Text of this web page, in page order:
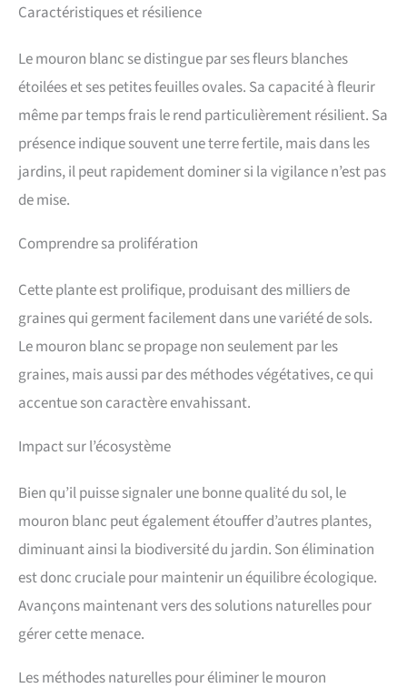
Caractéristiques et résilience
Le mouron blanc se distingue par ses fleurs blanches
étoilées et ses petites feuilles ovales. Sa capacité à fleurir
même par temps frais le rend particulièrement résilient. Sa
présence indique souvent une terre fertile, mais dans les
jardins, il peut rapidement dominer si la vigilance n’est pas
de mise.
Comprendre sa prolifération
Cette plante est prolifique, produisant des milliers de
graines qui germent facilement dans une variété de sols.
Le mouron blanc se propage non seulement par les
graines, mais aussi par des méthodes végétatives, ce qui
accentue son caractère envahissant.
Impact sur l’écosystème
Bien qu’il puisse signaler une bonne qualité du sol, le
mouron blanc peut également étouffer d’autres plantes,
diminuant ainsi la biodiversité du jardin. Son élimination
est donc cruciale pour maintenir un équilibre écologique.
Avançons maintenant vers des solutions naturelles pour
gérer cette menace.
Les méthodes naturelles pour éliminer le mouron